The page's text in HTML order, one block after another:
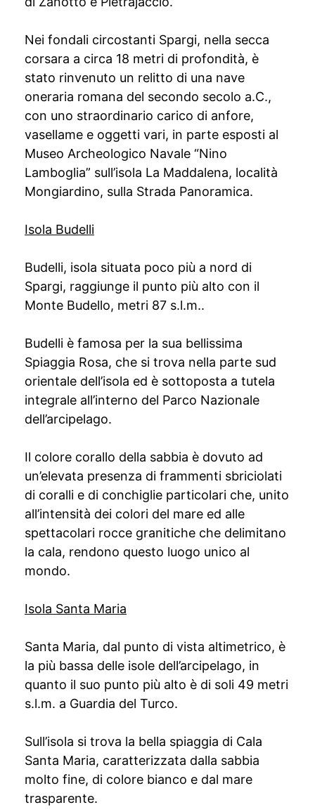
Nei fondali circostanti Spargi, nella secca
corsara a circa 18 metri di profondità, è
stato rinvenuto un relitto di una nave
oneraria romana del secondo secolo a.C.,
con uno straordinario carico di anfore,
vasellame e oggetti vari, in parte esposti al
Museo Archeologico Navale “Nino
Lamboglia” sull’isola La Maddalena, località
Mongiardino, sulla Strada Panoramica.
Isola Budelli
Budelli, isola situata poco più a nord di
Spargi, raggiunge il punto più alto con il
Monte Budello, metri 87 s.l.m..
Budelli è famosa per la sua bellissima
Spiaggia Rosa, che si trova nella parte sud
orientale dell’isola ed è sottoposta a tutela
integrale all’interno del Parco Nazionale
dell’arcipelago.
Il colore corallo della sabbia è dovuto ad
un’elevata presenza di frammenti sbriciolati
di coralli e di conchiglie particolari che, unito
all’intensità dei colori del mare ed alle
spettacolari rocce granitiche che delimitano
la cala, rendono questo luogo unico al
mondo.
Isola Santa Maria
Santa Maria, dal punto di vista altimetrico, è
la più bassa delle isole dell’arcipelago, in
quanto il suo punto più alto è di soli 49 metri
s.l.m. a Guardia del Turco.
Sull’isola si trova la bella spiaggia di Cala
Santa Maria, caratterizzata dalla sabbia
molto fine, di colore bianco e dal mare
trasparente.